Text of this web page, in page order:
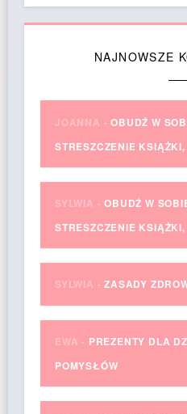
NAJNOWSZE
JOANNA -OBUDŹ W
STRESZCZENIE
SYLWIA -OBUDŹ W
STRESZCZENIE
SYLWIA -ZASADY
EWA - PREZENTY DLA
POMYSŁÓW